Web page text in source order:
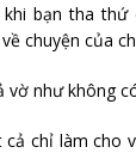
bạn tha thứ
chuyện của
vờ như không
chỉ làm cho